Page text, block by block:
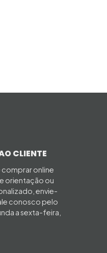
CLIENTE
online
orientação ou
envie-
conosco pelo
a sexta-feira,